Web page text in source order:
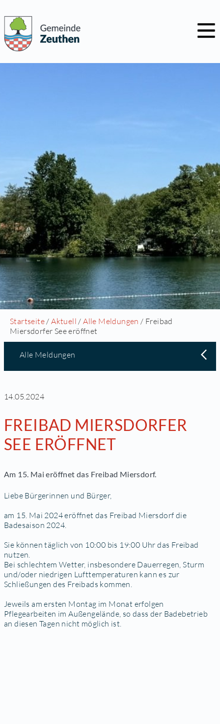
Startseite /Aktuell /Alle Meldungen / Freibad
Miersdorfer See eröffnet
Alle Meldungen
14.05.2024
FREIBAD MIERSDORFER
SEE ERÖFFNET
Am 15. Mai eröffnet das Freibad Miersdorf.
Liebe Bürgerinnen und Bürger,
am 15. Mai 2024 eröffnet das Freibad Miersdorf die
Badesaison 2024.
Sie können täglich von 10:00 bis 19:00 Uhr das Freibad
nutzen.
Bei schlechtem Wetter, insbesondere Dauerregen, Sturm
und/oder niedrigen Lufttemperaturen kann es zur
Schließungen des Freibads kommen.
Jeweils am ersten Montag im Monat erfolgen
Pflegearbeiten im Außengelände, so dass der Badebetrieb
an diesen Tagen nicht möglich ist.